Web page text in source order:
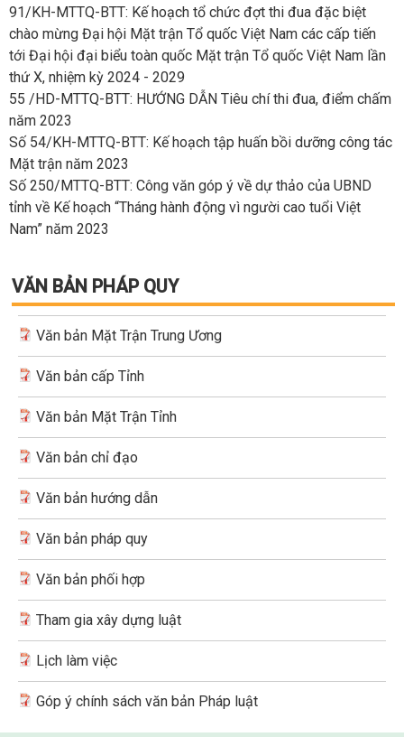
91/KH-MTTQ-BTT: Kế hoạch tổ chức đợt thi đua đặc biệt
chào mừng Đại hội Mặt trận Tổ quốc Việt Nam các cấp tiến
tới Đại hội đại biểu toàn quốc Mặt trận Tổ quốc Việt Nam lần
thứ X, nhiệm kỳ 2024 - 2029
55 /HD-MTTQ-BTT: HƯỚNG DẪN Tiêu chí thi đua, điểm chấm
năm 2023
Số 54/KH-MTTQ-BTT: Kế hoạch tập huấn bồi dưỡng công tác
Mặt trận năm 2023
Số 250/MTTQ-BTT: Công văn góp ý về dự thảo của UBND
tỉnh về Kế hoạch “Tháng hành động vì người cao tuổi Việt
Nam” năm 2023
VĂN BẢN PHÁP QUY
Văn bản Mặt Trận Trung Ương
Văn bản cấp Tỉnh
Văn bản Mặt Trận Tỉnh
Văn bản chỉ đạo
Văn bản hướng dẫn
Văn bản pháp quy
Văn bản phối hợp
Tham gia xây dựng luật
Lịch làm việc
Góp ý chính sách văn bản Pháp luật